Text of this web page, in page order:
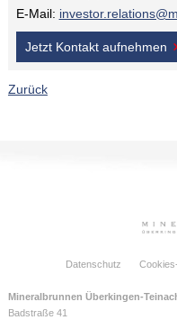
E-Mail:
Jetzt Kontakt aufnehmen
Zurück
Datenschutz
Mineralbrunnen Überkingen-
Badstraße 41